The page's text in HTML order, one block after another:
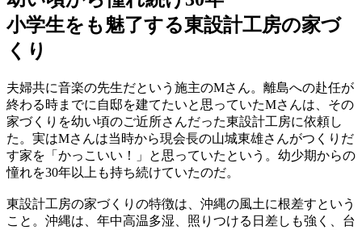
小学生をも魅了する東設計工房の家づ
くり
夫婦共に音楽の先生だという施主のMさん。離島への赴任が
終わる時までに自邸を建てたいと思っていたMさんは、その
家づくりを幼い頃のご近所さんだった東設計工房に依頼し
た。実はMさんは当時から現会長の山城東雄さんがつくりだ
す家を「かっこいい！」と思っていたという。幼少期からの
憧れを30年以上も持ち続けていたのだ。
東設計工房の家づくりの特徴は、沖縄の風土に根差すという
こと。沖縄は、年中高温多湿、照りつける日差しも強く、台